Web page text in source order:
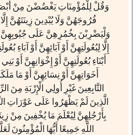
وَقُلْ لِلْمُؤْمِنَاتِ يَغْضُضْنَ مِنْ
فُرُوجَهُنَّ وَلَا يُبْدِينَ زِينَتَهُنَّ
وَلْيَضْرِبْنَ بِخُمُرِهِنَّ عَلَى جُيُوبِهِنَّ
إِلَّا لِبُعُولَتِهِنَّ أَوْ آبَائِهِنَّ أَوْ آبَاءِ
أَبْنَاءِ بُعُولَتِهِنَّ أَوْ إِخْوَانِهِنَّ أَوْ
أَخَوَاتِهِنَّ أَوْ نِسَائِهِنَّ أَوْ مَا
التَّابِعِينَ غَيْرِ أُولِي الْإِرْبَةِ مِنَ
الَّذِينَ لَمْ يَظْهَرُوا عَلَى عَوْرَاتِ
بِأَرْجُلِهِنَّ لِيُعْلَمَ مَا يُخْفِينَ مِنْ
اللَّهِ جَمِيعًا أَيُّهَا الْمُؤْمِنُونَ